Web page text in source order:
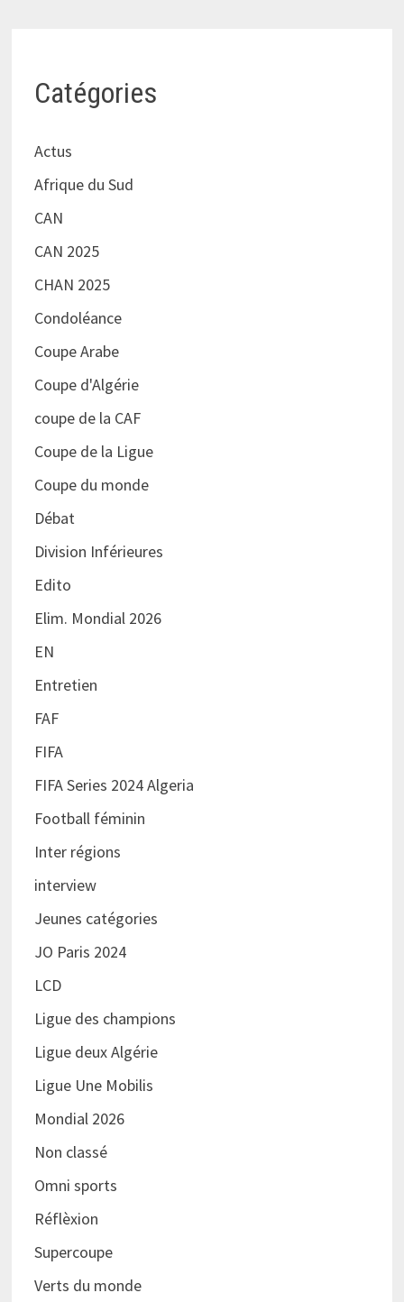
Catégories
Actus
Afrique du Sud
CAN
CAN 2025
CHAN 2025
Condoléance
Coupe Arabe
Coupe d'Algérie
coupe de la CAF
Coupe de la Ligue
Coupe du monde
Débat
Division Inférieures
Edito
Elim. Mondial 2026
EN
Entretien
FAF
FIFA
FIFA Series 2024 Algeria
Football féminin
Inter régions
interview
Jeunes catégories
JO Paris 2024
LCD
Ligue des champions
Ligue deux Algérie
Ligue Une Mobilis
Mondial 2026
Non classé
Omni sports
Réflèxion
Supercoupe
Verts du monde